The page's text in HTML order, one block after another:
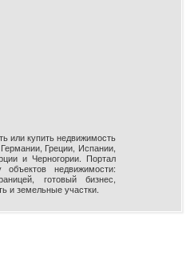
или купить недвижимость
Греции, Испании,
и Черногории. Портал
недвижимости:
готовый бизнес,
и земельные участки.